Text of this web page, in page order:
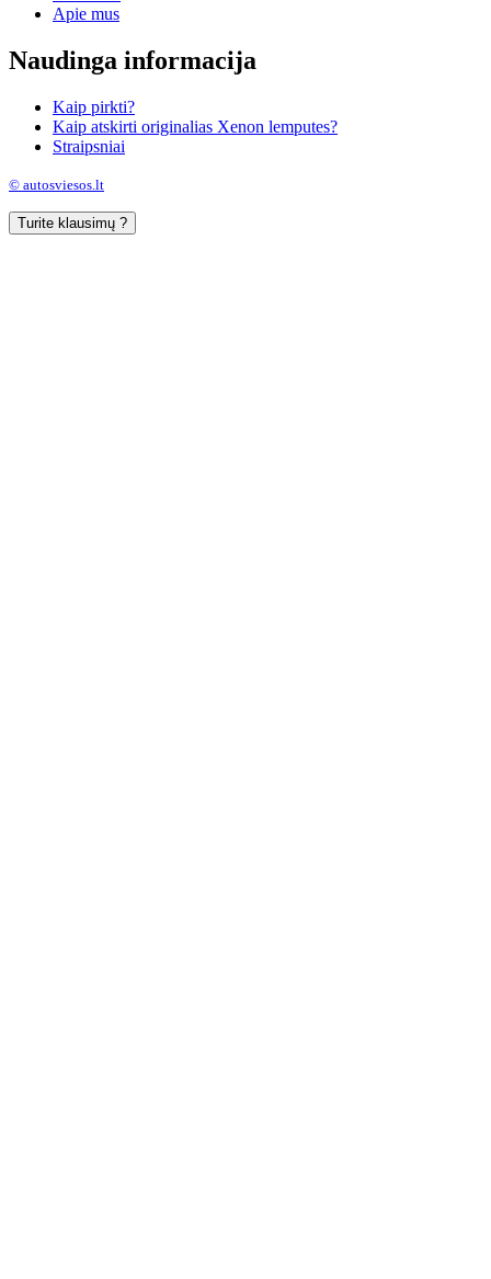
Apie mus
Naudinga informacija
Kaip pirkti?
Kaip atskirti originalias Xenon lemputes?
Straipsniai
© autosviesos.lt
Turite klausimų ?